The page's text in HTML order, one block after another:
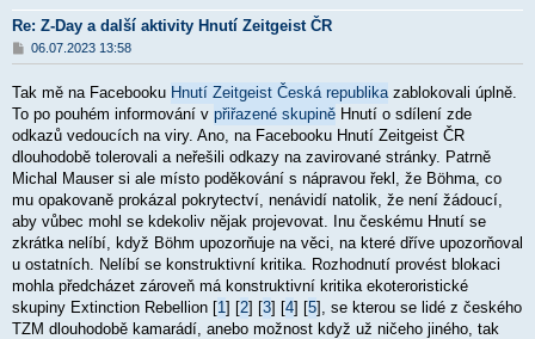
Re: Z-Day a další aktivity Hnutí Zeitgeist ČR
P
ř
s
p
ě
v
e
k
06.07.2023 13:58
Tak mě na Facebooku Hnutí Zeitgeist Česká republika zablokovali úplně.
To po pouhém informování v přiřazené skupině Hnutí o sdílení zde
odkazů vedoucích na viry. Ano, na Facebooku Hnutí Zeitgeist ČR
dlouhodobě tolerovali a neřešili odkazy na zavirované stránky. Patrně
Michal Mauser si ale místo poděkování s nápravou řekl, že Böhma, co
mu opakovaně prokázal pokrytectví, nenávidí natolik, že není žádoucí,
aby vůbec mohl se kdekoliv nějak projevovat. Inu českému Hnutí se
zkrátka nelíbí, když Böhm upozorňuje na věci, na které dříve upozorňoval
u ostatních. Nelíbí se konstruktivní kritika. Rozhodnutí provést blokaci
mohla předcházet zároveň má konstruktivní kritika ekoteroristické
skupiny Extinction Rebellion [1 ] [2] [3] [4] [5], se kterou se lidé z českého
TZM dlouhodobě kamarádí, anebo možnost když už ničeho jiného, tak